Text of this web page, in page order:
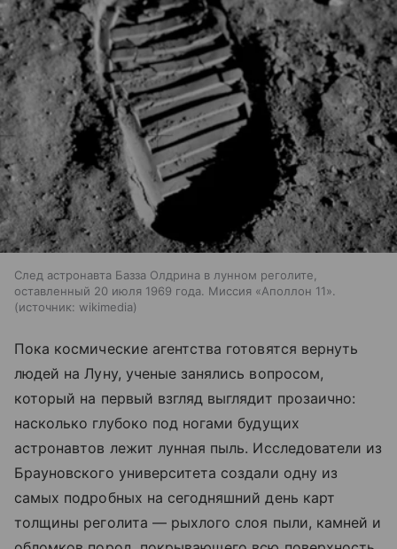
След астронавта Базза Олдрина в лунном реголите,
оставленный 20 июля 1969 года. Миссия «Аполлон 11».
источник: wikimedia
Пока космические агентства готовятся вернуть
людей на Луну, ученые занялись вопросом,
который на первый взгляд выглядит прозаично:
насколько глубоко под ногами будущих
астронавтов лежит лунная пыль. Исследователи из
Брауновского университета создали одну из
самых подробных на сегодняшний день карт
толщины реголита — рыхлого слоя пыли, камней и